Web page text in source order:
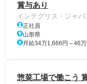
賞与あり
インテグリス・ジャパ
正社員
山形県
月給34万1,666円～46
惣菜工場で働こう